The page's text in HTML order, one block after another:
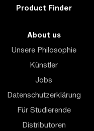
Product Finder
About us
Unsere Philosophie
Künstler
Jobs
Datenschutzerklärung
Für Studierende
Distributoren